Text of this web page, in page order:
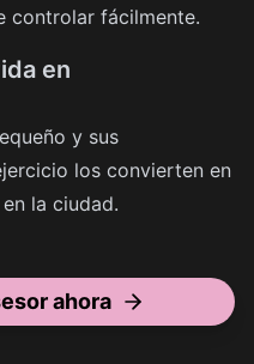
controlar fácilmente.
en
y sus
los convierten en
la ciudad.
ahora